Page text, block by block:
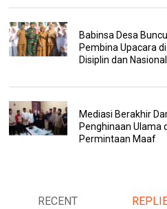
Babinsa Desa
Pembina Upacara
Disiplin dan
Mediasi Berakhir
Penghinaan Ulama
Permintaan Maaf
RECENT